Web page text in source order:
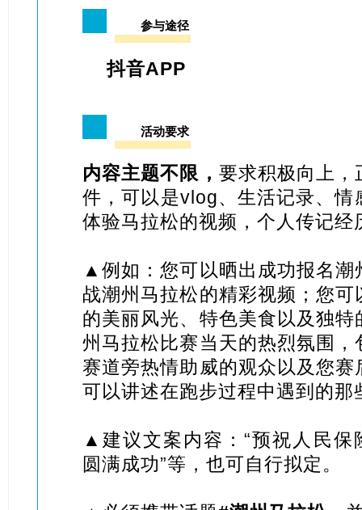
参与途径
抖音APP
活动要求
内容主题不限， 要求积极向上，
件，可以是vlog、生活记录、
体验马拉松的视频，个人传记经
▲例如：您可以晒出成功报名潮
战潮州马拉松的精彩视频；您可
的美丽风光、特色美食以及独
州马拉松比赛当天的热烈氛围
赛道旁热情助威的观众以及您
可以讲述在跑步过程中遇到的
▲建议文案内容：“预祝人民保
圆满成功”等，也可自行拟定。